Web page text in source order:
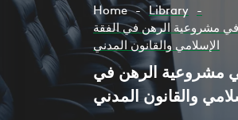
Home
Library
مشروعية الرهن في الفقة
الإسلامي والقانون المدني
مشروعية الرهن في
والقانون المدني